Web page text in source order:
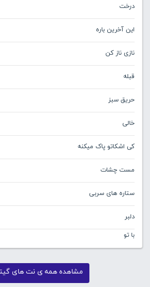
درخت
این آخرین باره
نازی ناز کن
قبله
حریق سبز
خالی
کی اشکاتو پاک میکنه
مست چشات
ستاره های سربی
دلبر
با تو
مشاهده همه ی نت های